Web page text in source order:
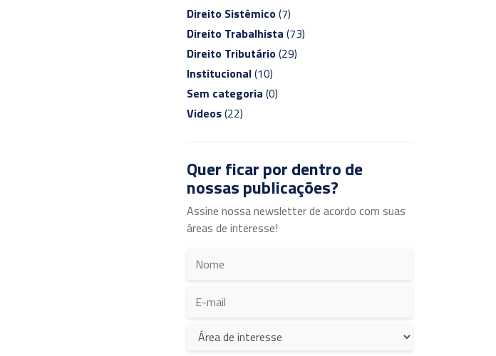
Direito Sistêmico(7)
Direito Trabalhista (73)
Direito Tributário(29)
Institucional(10)
Sem categoria (0)
Videos(22)
Quer ficar por dentro de
nossas publicações?
Assine nossa newsletter de acordo com suas
áreas de interesse!